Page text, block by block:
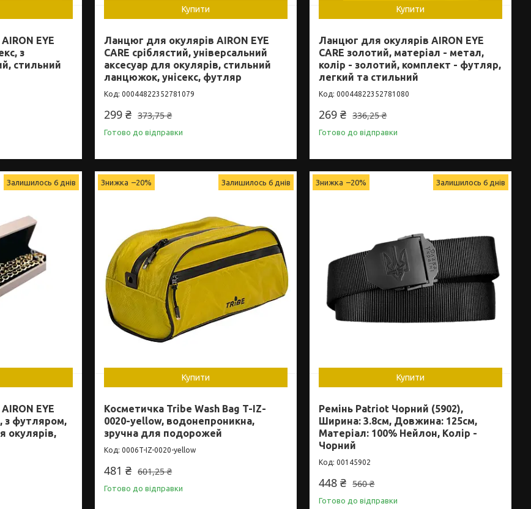
EYE
з
стильний
Купити
Ланцюг для окулярів AIRON EYE
CARE сріблястий, універсальний
аксесуар для окулярів, стильний
ланцюжок, унісекс, футляр
00044822352781079
373,75 ₴
299 ₴
Готово до відправки
Купити
Ланцюг для окулярів AIRON EYE
CARE золотий, матеріал - метал,
колір - золотий, комплект - футляр,
легкий та стильний
00044822352781080
336,25 ₴
269 ₴
Готово до відправки
Залишилось 6 днів
EYE
з футляром,
окулярів,
–20% Залишилось 6 днів
Купити
Косметичка Tribe Wash Bag T-IZ-
0020-yellow, водонепроникна,
зручна для подорожей
0006T-IZ-0020-yellow
601,25 ₴
481 ₴
Готово до відправки
–20% Залишилось 6 днів
Купити
Ремінь Patriot Чорний (5902),
Ширина: 3.8см, Довжина: 125см,
Матеріал: 100% Нейлон, Колір -
Чорний
00145902
560 ₴
448 ₴
Готово до відправки